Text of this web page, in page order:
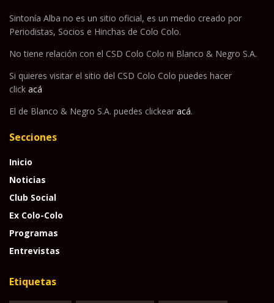
Sintonía Alba no es un sitio oficial, es un medio creado por
Periodistas, Socios e Hinchas de Colo Colo.
No tiene relación con el CSD Colo Colo ni Blanco & Negro S.A.
Si quieres visitar el sitio del CSD Colo Colo puedes hacer
click acá
El de Blanco & Negro S.A. puedes clickear acá.
Secciones
Inicio
Noticias
Club Social
Ex Colo-Colo
Programas
Entrevistas
Etiquetas